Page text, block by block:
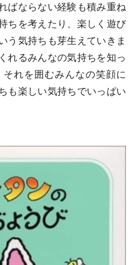
ばならない経験も積み重ね
ちを考えたり、楽しく遊び
う気持ちも芽生えていきま
れるみんなの気持ちを知っ
れを囲むみんなの笑顔に
も楽しい気持ちでいっぱい